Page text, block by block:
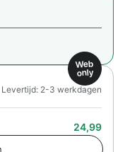
Web
only
24,99
Levertijd: 2-3 werkdagen